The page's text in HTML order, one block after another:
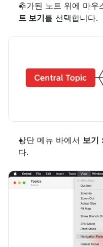
추가된 노트 위에 마우
트 보기를 선택합니다.
상단 메뉴 바에서 보기
다.